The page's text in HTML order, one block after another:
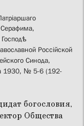
Россійской
Синода,
1930, № 5-6 (192-